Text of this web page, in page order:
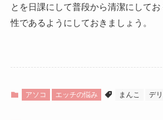
とを日課にして普段から清潔にして
性であるようにしておきましょう。
アソコ エッチの悩み まんこ デ